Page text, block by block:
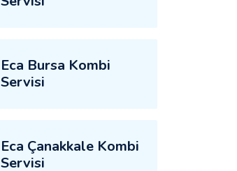
Eca Bursa Kombi
Servisi
Eca Çanakkale Kombi
Servisi